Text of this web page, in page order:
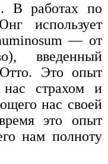
В работах по
использует
— от
введенный
Это опыт
нас страхом и
нас своей
это опыт
нам полноту